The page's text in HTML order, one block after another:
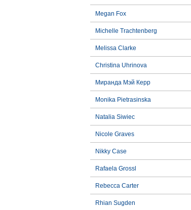
Megan Fox
Michelle Trachtenberg
Melissa Clarke
Christina Uhrinova
Миранда Мэй Керр
Monika Pietrasinska
Natalia Siwiec
Nicole Graves
Nikky Case
Rafaela Grossl
Rebecca Carter
Rhian Sugden